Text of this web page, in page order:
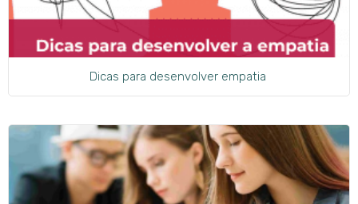
Dicas para desenvolver empatia